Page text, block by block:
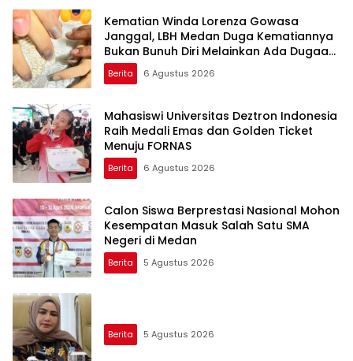
Kematian Winda Lorenza Gowasa
Janggal, LBH Medan Duga Kematiannya
Bukan Bunuh Diri Melainkan Ada Dugaan
Tundak Pidana
Berita 6 Agustus 2026
Mahasiswi Universitas Deztron Indonesia
Raih Medali Emas dan Golden Ticket
Menuju FORNAS
Berita 6 Agustus 2026
Calon Siswa Berprestasi Nasional Mohon
Kesempatan Masuk Salah Satu SMA
Negeri di Medan
Berita 5 Agustus 2026
Berita 5 Agustus 2026